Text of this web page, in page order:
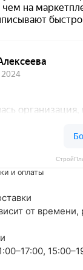
и оплаты
от времени,